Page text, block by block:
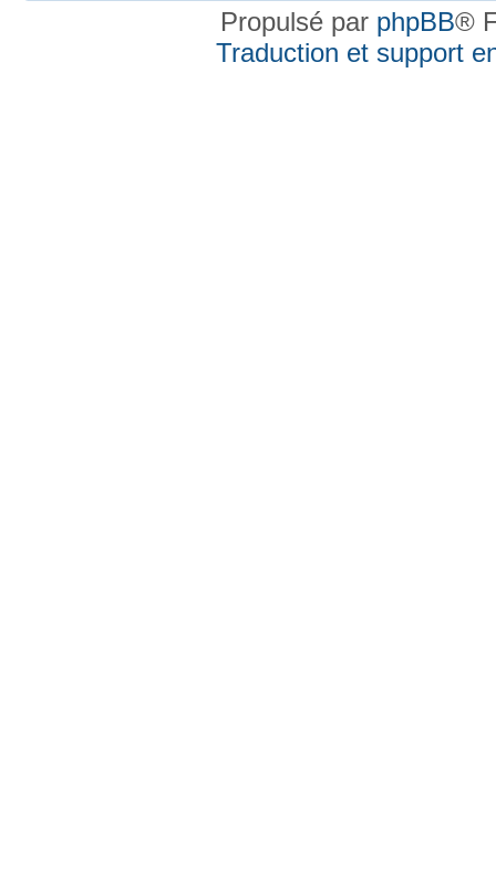
Propulsé par phpBB®
Traduction et support